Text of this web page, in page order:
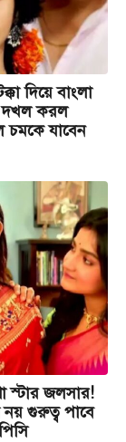
দিয়ে বাংলা
দখল করল
চমকে যাবেন
স্টার জলসার!
গুরুত্ব পাবে